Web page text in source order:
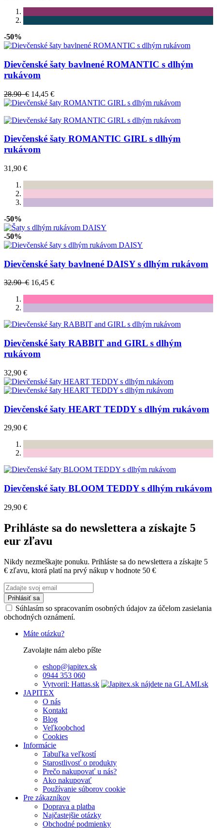
-50%
Dievčenské šaty bavlnené ROMANTIC s dlhým
rukávom
28.90 € 14,45 €
Dievčenské šaty ROMANTIC GIRL s dlhým
rukávom
31,90 €
-50%
-50%
Dievčenské šaty bavlnené DAISY s dlhým rukávom
32.90 € 16,45 €
Dievčenské šaty RABBIT and GIRL s dlhým
rukávom
32,90 €
Dievčenské šaty HEART TEDDY s dlhým rukávom
29,90 €
Dievčenské šaty BLOOM TEDDY s dlhým rukávom
29,90 €
Prihláste sa do newslettera a získajte 5
eur zľavu
Nikdy nezmeškajte ponuku. Prihláste sa do newslettera a získajte 5
€ zľavu, ktorá platí na prvý nákup v hodnote 50 €
Prihlásiť sa
Súhlasím so spracovaním osobných údajov za účelom zasielania
obchodných oznámení.
Máte otázku?
Zavolajte nám alebo píšte
eshop@japitex.sk
0944 353 060
Vytvoril: Hattas.sk
JAPITEX
O nás
Kontakt
Blog
Veľkoobchod
Cookies
Informácie
Tabuľka veľkostí
Starostlivosť o produkty
Prečo nakupovať u nás?
Ako nakupovať
Používanie súborov cookie
Pre zákazníkov
Doprava a platba
Najčastejšie otázky
Obchodné podmienky